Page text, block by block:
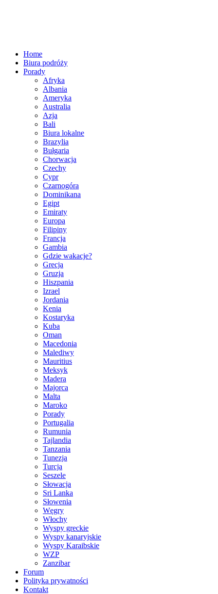
Home
Biura podróży
Porady
Afryka
Albania
Ameryka
Australia
Azja
Bali
Biura lokalne
Brazylia
Bułgaria
Chorwacja
Czechy
Cypr
Czarnogóra
Dominikana
Egipt
Emiraty
Europa
Filipiny
Francja
Gambia
Gdzie wakacje?
Grecja
Gruzja
Hiszpania
Izrael
Jordania
Kenia
Kostaryka
Kuba
Oman
Macedonia
Malediwy
Mauritius
Meksyk
Madera
Majorca
Malta
Maroko
Porady
Portugalia
Rumunia
Tajlandia
Tanzania
Tunezja
Turcja
Seszele
Słowacja
Sri Lanka
Słowenia
Węgry
Włochy
Wyspy greckie
Wyspy kanaryjskie
Wyspy Karaibskie
WZP
Zanzibar
Forum
Polityka prywatności
Kontakt